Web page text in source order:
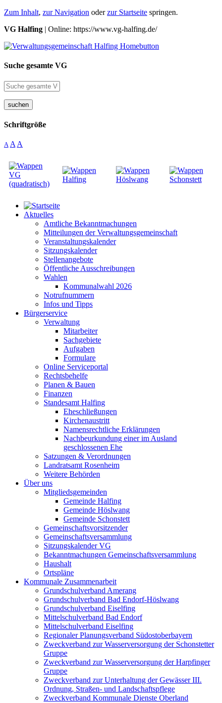
Zum Inhalt, zur Navigation oderzur Startseite springen.
VG Halfing | Online: https://www.vg-halfing.de/
Suche gesamte VG
suchen
Schriftgröße
A A A
Aktuelles
Amtliche Bekanntmachungen
Mitteilungen der Verwaltungsgemeinschaft
Veranstaltungskalender
Sitzungskalender
Stellenangebote
Öffentliche Ausschreibungen
Wahlen
Kommunalwahl 2026
Notrufnummern
Infos und Tipps
Bürgerservice
Verwaltung
Mitarbeiter
Sachgebiete
Aufgaben
Formulare
Online Serviceportal
Rechtsbehelfe
Planen & Bauen
Finanzen
Standesamt Halfing
Eheschließungen
Kirchenaustritt
Namensrechtliche Erklärungen
Nachbeurkundung einer im Ausland
geschlossenen Ehe
Satzungen & Verordnungen
Landratsamt Rosenheim
Weitere Behörden
Über uns
Mitgliedsgemeinden
Gemeinde Halfing
Gemeinde Höslwang
Gemeinde Schonstett
Gemeinschaftsvorsitzender
Gemeinschaftsversammlung
Sitzungskalender VG
Bekanntmachungen Gemeinschaftsversammlung
Haushalt
Ortspläne
Kommunale Zusammenarbeit
Grundschulverband Amerang
Grundschulverband Bad Endorf-Höslwang
Grundschulverband Eiselfing
Mittelschulverband Bad Endorf
Mittelschulverband Eiselfing
Regionaler Planungsverband Südostoberbayern
Zweckverband zur Wasserversorgung der Schonstetter
Gruppe
Zweckverband zur Wasserversorgung der Harpfinger
Gruppe
Zweckverband zur Unterhaltung der Gewässer III.
Ordnung, Straßen- und Landschaftspflege
Zweckverband Kommunale Dienste Oberland